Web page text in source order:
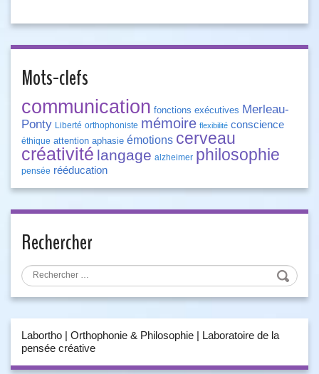
Mots-clefs
communication fonctions exécutives Merleau-
Ponty Liberté orthophoniste mémoire flexibilité conscience
éthique attention aphasie émotions cerveau
créativité langage alzheimer philosophie
pensée rééducation
Rechercher
Labortho | Orthophonie & Philosophie | Laboratoire de la
pensée créative